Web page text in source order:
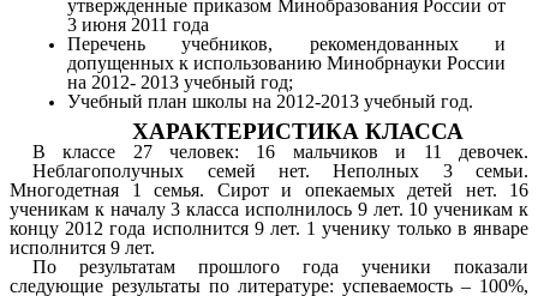
утвержденные приказом Минобразования России от
3 июня 2011 года
Перечень учебников, рекомендованных и
допущенных к использованию Минобрнауки России
на 2012- 2013 учебный год;
Учебный план школы на 2012-2013 учебный год.
ХАРАКТЕРИСТИКА КЛАССА
В классе 27 человек: 16 мальчиков и 11 девочек.
Неблагополучных семей нет. Неполных 3 семьи.
Многодетная 1 семья. Сирот и опекаемых детей нет. 16
ученикам к началу 3 класса исполнилось 9 лет. 10 ученикам к
концу 2012 года исполнится 9 лет. 1 ученику только в январе
исполнится 9 лет.
По результатам прошлого года ученики показали
следующие результаты по литературе: успеваемость – 100%,